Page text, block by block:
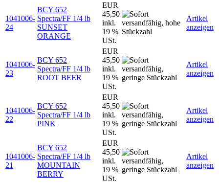
1041006-
24
BCY 652
Spectra/FF 1/4 lb
SUNSET
ORANGE
EUR
45,50
inkl.
19 %
USt.
Artikel
anzeigen
1041006-
23
BCY 652
Spectra/FF 1/4 lb
ROOT BEER
EUR
45,50
inkl.
19 %
USt.
Artikel
anzeigen
1041006-
22
BCY 652
Spectra/FF 1/4 lb
PINK
EUR
45,50
inkl.
19 %
USt.
Artikel
anzeigen
1041006-
21
BCY 652
Spectra/FF 1/4 lb
MOUNTAIN
BERRY
EUR
45,50
inkl.
19 %
USt.
Artikel
anzeigen